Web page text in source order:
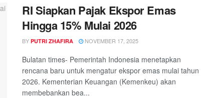
RI Siapkan Pajak Ekspor Emas
Hingga 15% Mulai 2026
BY PUTRI ZHAFIRA NOVEMBER 17, 2025
Bulatan times- Pemerintah Indonesia menetapkan
rencana baru untuk mengatur ekspor emas mulai tahun
2026. Kementerian Keuangan (Kemenkeu) akan
membebankan bea...